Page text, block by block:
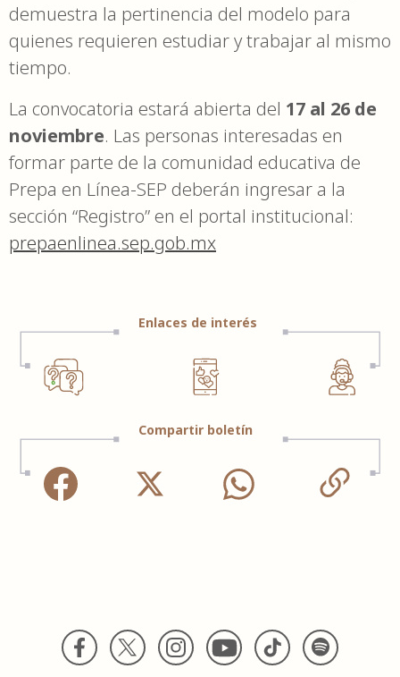
demuestra la pertinencia del modelo para
quienes requieren estudiar y trabajar al mismo
tiempo.
La convocatoria estará abierta del 17 al 26 de
noviembre. Las personas interesadas en
formar parte de la comunidad educativa de
Prepa en Línea-SEP deberán ingresar a la
sección “Registro” en el portal institucional:
prepaenlinea.sep.gob.mx
Enlaces de interés
Compartir boletín